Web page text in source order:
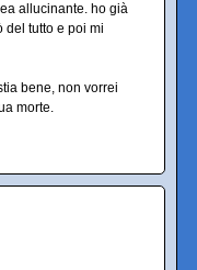
allucinante. ho già
del tutto e poi mi
bene, non vorrei
morte.